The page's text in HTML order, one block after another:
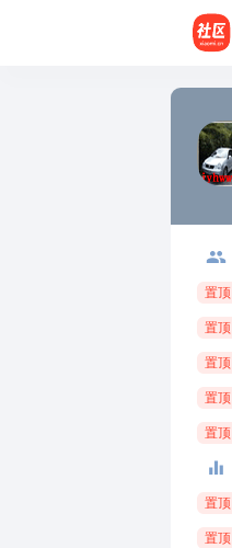
置顶
置顶
置顶
置顶
置顶
置顶
置顶